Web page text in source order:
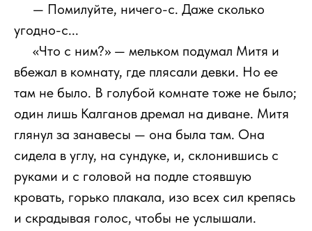
— Помилуйте, ничего-с. Даже сколько
угодно-с...
«Что с ним?» — мельком подумал Митя и
вбежал в комнату, где плясали девки. Но ее
там не было. В голубой комнате тоже не было;
один лишь Калганов дремал на диване. Митя
глянул за занавесы — она была там. Она
сидела в углу, на сундуке, и, склонившись с
руками и с головой на подле стоявшую
кровать, горько плакала, изо всех сил крепясь
и скрадывая голос, чтобы не услышали.